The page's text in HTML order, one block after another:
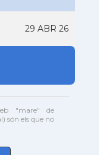
29 ABR 26
"mare" de
són els que no